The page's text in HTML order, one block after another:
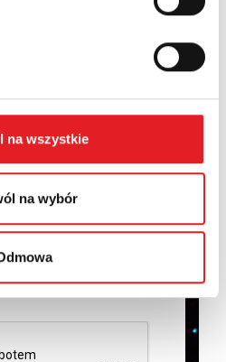
na wszystkie
na wybórmoich danych
danych osobowych wPolityce